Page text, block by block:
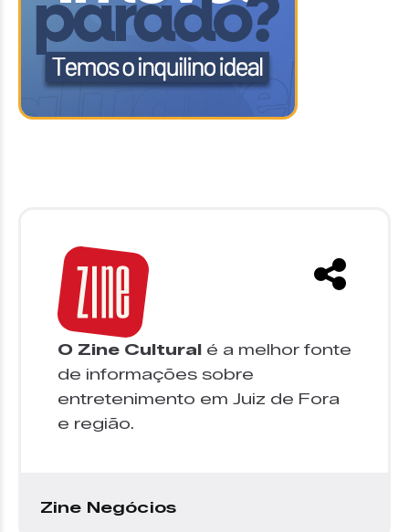
O Zine Cultural é a melhor fonte
de informações sobre
entretenimento em Juiz de Fora
e região.
Zine Negócios